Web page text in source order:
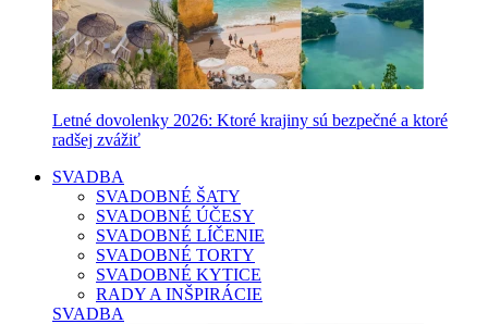
Letné dovolenky 2026: Ktoré krajiny sú bezpečné a ktoré
radšej zvážiť
SVADBA
SVADOBNÉ ŠATY
SVADOBNÉ ÚČESY
SVADOBNÉ LÍČENIE
SVADOBNÉ TORTY
SVADOBNÉ KYTICE
RADY A INŠPIRÁCIE
SVADBA